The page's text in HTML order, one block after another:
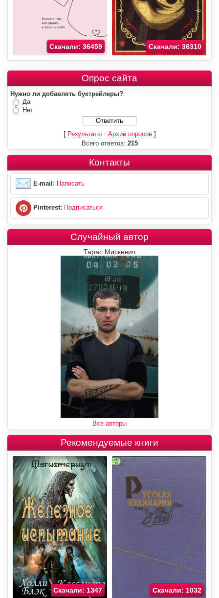
Скачали: 36459 Скачали: 36310
Опрос сайта
Нужно ли добавлять буктрейлеры?
Да
Нет
[ Результаты· Архив опросов]
Всего ответов: 215
Контакты
E-mail: Написать
Pinterest: Подписаться
Случайный автор
Тарас Мискевич
Все авторы
Рекомендуемые книги
Скачали: 1347 Скачали: 1032